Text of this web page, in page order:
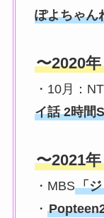
ぽよちゃん
〜2020
・10月：
イ話 2時間
〜2021
・MBS「
・